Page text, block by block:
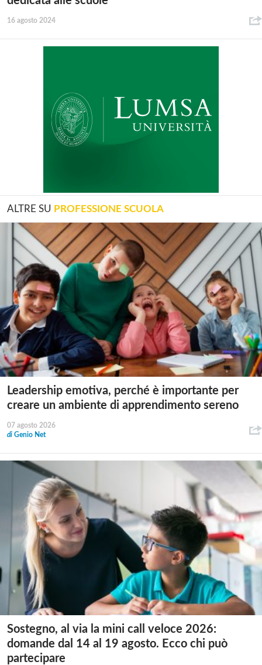
16 agosto 2024
ALTRE SU PROFESSIONE SCUOLA
Leadership emotiva, perché è importante per
creare un ambiente di apprendimento sereno
07 agosto 2026
di Genio Net
Sostegno, al via la mini call veloce 2026:
domande dal 14 al 19 agosto. Ecco chi può
partecipare